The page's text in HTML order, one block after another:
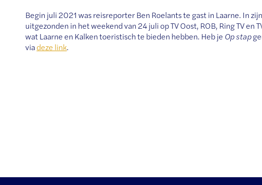
Begin juli 2021 was reisreporter Ben Roelants te gast in Laarne. In
uitgezonden in het weekend van 24 juli op TV Oost, ROB, Ring TV en
wat Laarne en Kalken toeristisch te bieden hebben. Heb je Op stap
viadeze link.